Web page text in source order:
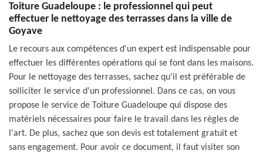
Toiture Guadeloupe : le professionnel qui peut
effectuer le nettoyage des terrasses dans la ville de
Goyave
Le recours aux compétences d'un expert est indispensable pour
effectuer les différentes opérations qui se font dans les maisons.
Pour le nettoyage des terrasses, sachez qu'il est préférable de
solliciter le service d'un professionnel. Dans ce cas, on vous
propose le service de Toiture Guadeloupe qui dispose des
matériels nécessaires pour faire le travail dans les règles de
l'art. De plus, sachez que son devis est totalement gratuit et
sans engagement. Pour avoir ce document, il faut visiter son